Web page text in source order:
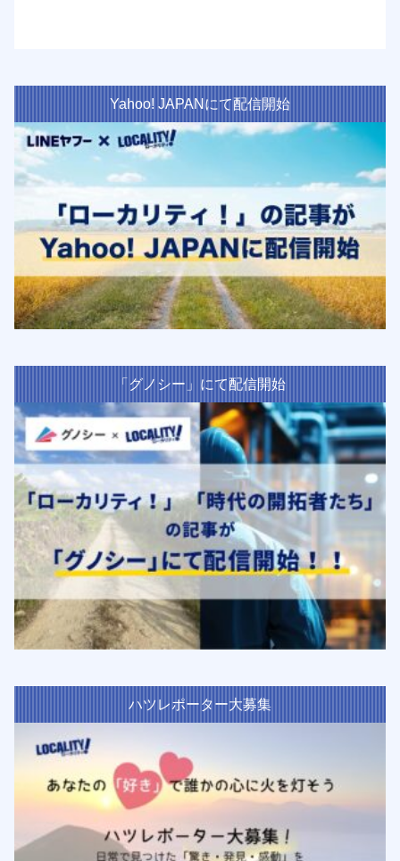
Yahoo! JAPANにて配信開始
「グノシー」にて配信開始
ハツレポーター大募集